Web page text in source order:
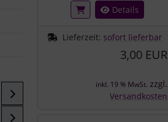
Details
Lieferzeit: sofort lieferbar
3,00 EUR
inkl. 19 % MwSt. zzgl.
Versandkosten